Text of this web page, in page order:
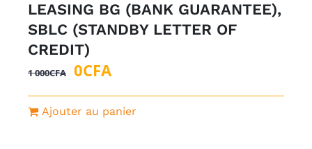
LEASING BG (BANK GUARANTEE),
SBLC (STANDBY LETTER OF
CREDIT)
1 000CFA
Le
prix
initial
0CFALe
prix
actuel
Ajouter au panier